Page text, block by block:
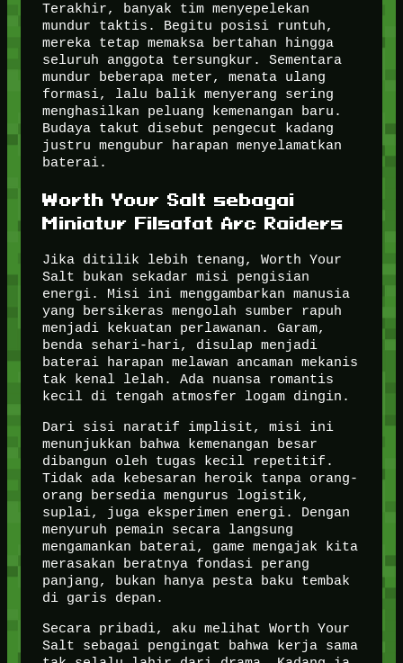
Terakhir, banyak tim menyepelekan
mundur taktis. Begitu posisi runtuh,
mereka tetap memaksa bertahan hingga
seluruh anggota tersungkur. Sementara
mundur beberapa meter, menata ulang
formasi, lalu balik menyerang sering
menghasilkan peluang kemenangan baru.
Budaya takut disebut pengecut kadang
justru mengubur harapan menyelamatkan
baterai.
Worth Your Salt sebagai
Miniatur Filsafat Arc Raiders
Jika ditilik lebih tenang, Worth Your
Salt bukan sekadar misi pengisian
energi. Misi ini menggambarkan manusia
yang bersikeras mengolah sumber rapuh
menjadi kekuatan perlawanan. Garam,
benda sehari-hari, disulap menjadi
baterai harapan melawan ancaman mekanis
tak kenal lelah. Ada nuansa romantis
kecil di tengah atmosfer logam dingin.
Dari sisi naratif implisit, misi ini
menunjukkan bahwa kemenangan besar
dibangun oleh tugas kecil repetitif.
Tidak ada kebesaran heroik tanpa orang-
orang bersedia mengurus logistik,
suplai, juga eksperimen energi. Dengan
menyuruh pemain secara langsung
mengamankan baterai, game mengajak kita
merasakan beratnya fondasi perang
panjang, bukan hanya pesta baku tembak
di garis depan.
Secara pribadi, aku melihat Worth Your
Salt sebagai pengingat bahwa kerja sama